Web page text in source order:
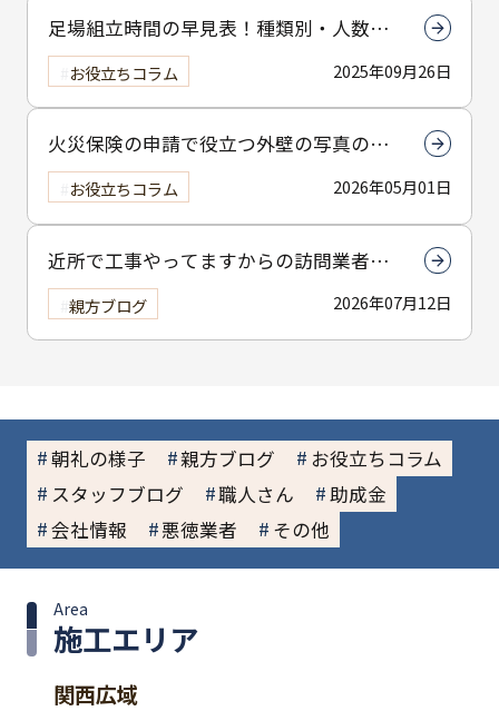
足場組立時間の早見表！種類別・人数別
で組立時間を解説
2025年09月26日
お役立ちコラム
火災保険の申請で役立つ外壁の写真の撮
り方とは？撮影のコツを解説
2026年05月01日
お役立ちコラム
近所で工事やってますからの訪問業者に
は注意してください
2026年07月12日
親方ブログ
朝礼の様子 親方ブログ
お役立ちコラム
スタッフブログ
職人さん
助成金
会社情報
悪徳業者 その他
施工エリア
Area
関西広域